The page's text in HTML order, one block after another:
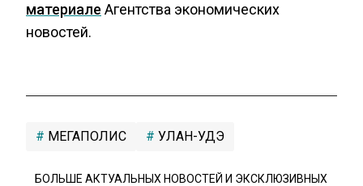
материале Агентства экономических
новостей.
МЕГАПОЛИС УЛАН-УДЭ
БОЛЬШЕ АКТУАЛЬНЫХ НОВОСТЕЙ И ЭКСКЛЮЗИВНЫХ